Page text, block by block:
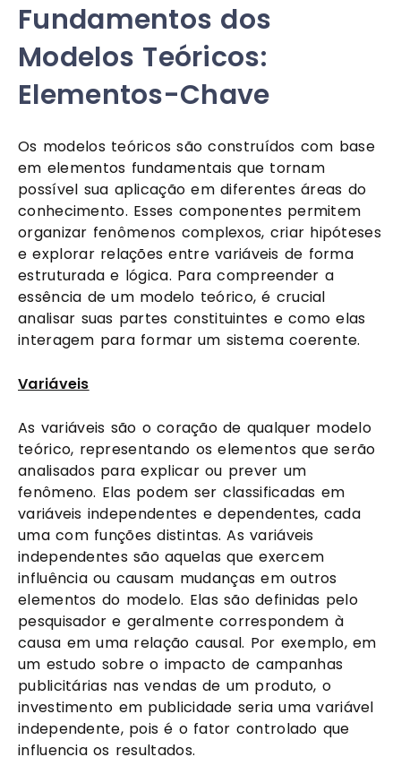
Fundamentos dos
Modelos Teóricos:
Elementos-Chave
Os modelos teóricos são construídos com base
em elementos fundamentais que tornam
possível sua aplicação em diferentes áreas do
conhecimento. Esses componentes permitem
organizar fenômenos complexos, criar hipóteses
e explorar relações entre variáveis de forma
estruturada e lógica. Para compreender a
essência de um modelo teórico, é crucial
analisar suas partes constituintes e como elas
interagem para formar um sistema coerente.
Variáveis
As variáveis são o coração de qualquer modelo
teórico, representando os elementos que serão
analisados para explicar ou prever um
fenômeno. Elas podem ser classificadas em
variáveis independentes e dependentes, cada
uma com funções distintas. As variáveis
independentes são aquelas que exercem
influência ou causam mudanças em outros
elementos do modelo. Elas são definidas pelo
pesquisador e geralmente correspondem à
causa em uma relação causal. Por exemplo, em
um estudo sobre o impacto de campanhas
publicitárias nas vendas de um produto, o
investimento em publicidade seria uma variável
independente, pois é o fator controlado que
influencia os resultados.